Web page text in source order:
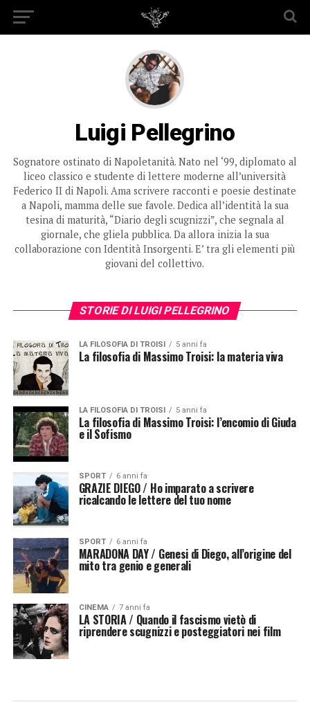
Luigi Pellegrino
Sognatore ostinato di Napoletanità. Nato nel ‘99, diplomato al
liceo classico e studente di lettere moderne all’università
Federico II di Napoli. Ama scrivere racconti e poesie destinate
a Napoli, mamma delle sue favole. Dedica all’identità la sua
tesina di maturità, “Diario degli scugnizzi”, che segnala al
giornale, che gliela pubblica. Da allora inizia la sua
collaborazione con Identità Insorgenti. E’ tra gli elementi più
giovani del collettivo.
STORIE DI LUIGI PELLEGRINO
LA FILOSOFIA DI TROISI 5 anni fa
La filosofia di Massimo Troisi: la materia viva
LA FILOSOFIA DI TROISI 5 anni fa
La filosofia di Massimo Troisi: l’encomio di Giuda
e il Sofismo
SPORT 6 anni fa
GRAZIE DIEGO / Ho imparato a scrivere
ricalcando le lettere del tuo nome
SPORT 6 anni fa
MARADONA DAY / Genesi di Diego, all’origine del
mito tra genio e generali
CINEMA 7 anni fa
LA STORIA / Quando il fascismo vietò di
riprendere scugnizzi e posteggiatori nei film